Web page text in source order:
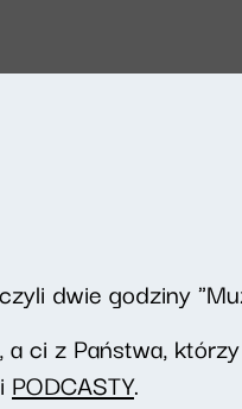
dwie godziny
ci z Państwa,
PODCASTY.